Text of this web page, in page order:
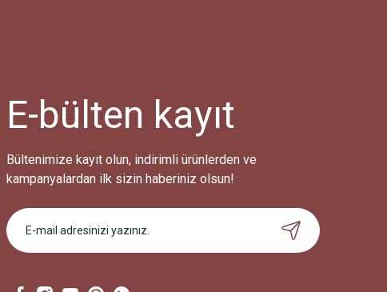
Bu ürüne benzer farklı alternatifler olmalı.
E-bülten kayıt
Bültenimize kayıt olun, indirimli ürünlerden ve
kampanyalardan ilk sizin haberiniz olsun!